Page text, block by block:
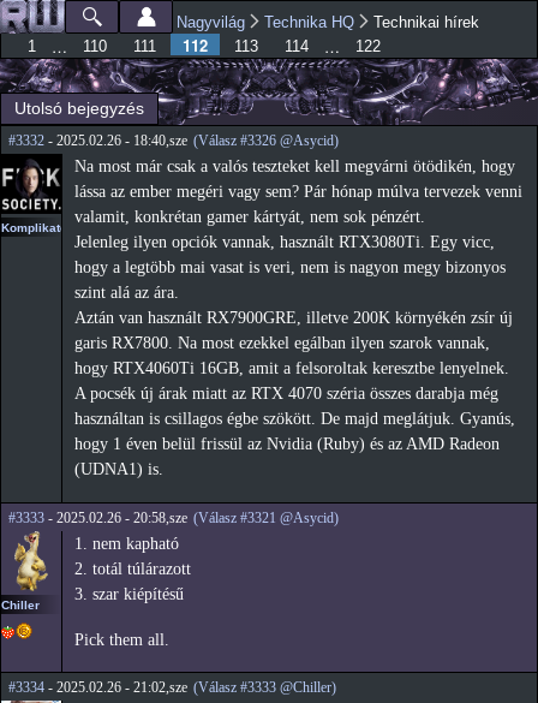
Ugrás a
tartalomra
Főmenü
Jelenlegi hely
Nagyvilág Technika HQ
Technikai hírek
1
… 110 111 112 113 114 … 122
Utolsó bejegyzés
#3332 - 2025.02.26 - 18:40,sze (Válasz #3326 @Asycid)
Komplikato
Na most már csak a valós teszteket kell megvárni ötödikén, hogy
lássa az ember megéri vagy sem? Pár hónap múlva tervezek venni
valamit, konkrétan gamer kártyát, nem sok pénzért.
Jelenleg ilyen opciók vannak, használt RTX3080Ti. Egy vicc,
hogy a legtöbb mai vasat is veri, nem is nagyon megy bizonyos
szint alá az ára.
Aztán van használt RX7900GRE, illetve 200K környékén zsír új
garis RX7800. Na most ezekkel egálban ilyen szarok vannak,
hogy RTX4060Ti 16GB, amit a felsoroltak keresztbe lenyelnek.
A pocsék új árak miatt az RTX 4070 széria összes darabja még
használtan is csillagos égbe szökött. De majd meglátjuk. Gyanús,
hogy 1 éven belül frissül az Nvidia (Ruby) és az AMD Radeon
(UDNA1) is.
#3333 - 2025.02.26 - 20:58,sze (Válasz #3321 @Asycid)
Chiller
1. nem kapható
2. totál túlárazott
3. szar kiépítésű
Pick them all.
#3334 - 2025.02.26 - 21:02,sze (Válasz #3333 @Chiller)